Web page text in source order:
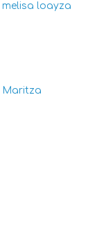
melisa loayza
Maritza